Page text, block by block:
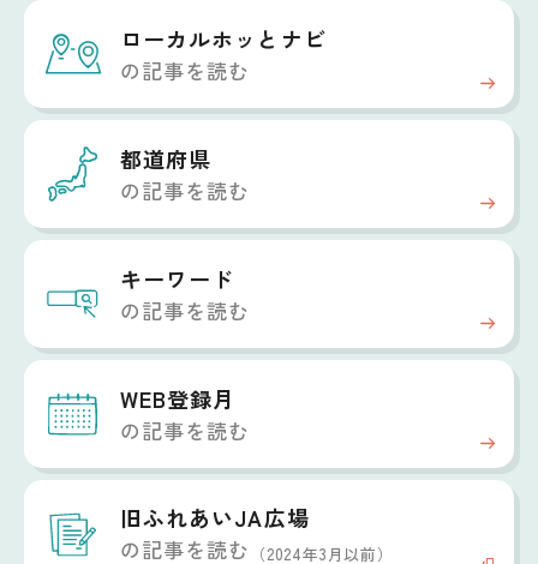
ローカルホッと ナビ
の記事を読む
都道府県
の記事を読む
キーワード
の記事を読む
WEB登録月
の記事を読む
旧ふれあいJA広場
の記事を読む （2024年3月以前）